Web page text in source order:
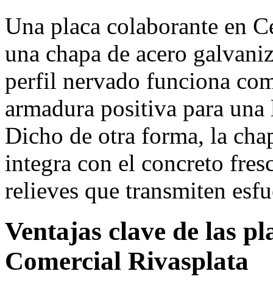
Una placa colaborante en
una chapa de acero
perfil nervado funciona
armadura positiva para
Dicho de otra forma, la
integra con el concreto
relieves que transmiten
Ventajas clave de las
Comercial Rivasplata